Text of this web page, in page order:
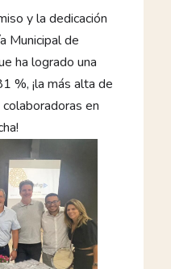
y la dedicación
Municipal de
ha logrado una
%, ¡la más alta de
en